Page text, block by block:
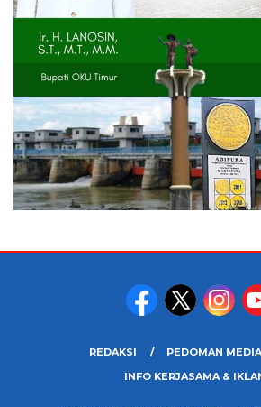
REDAKSI
PEDOMAN
INFO KERJASAMA &